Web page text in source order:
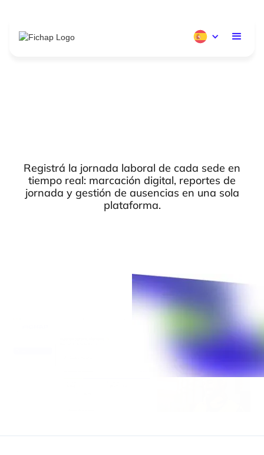
Registrá la jornada laboral de cada sede en
tiempo real: marcación digital, reportes de
jornada y gestión de ausencias en una sola
plataforma.